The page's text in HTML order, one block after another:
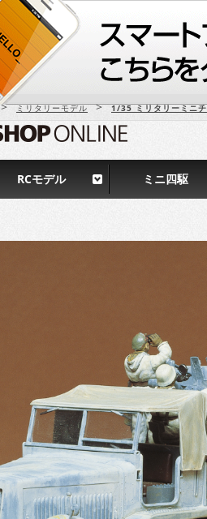
RCモデル ミニ四駆
> ミリタリーモデル > 1/35 ミリタリーミニ